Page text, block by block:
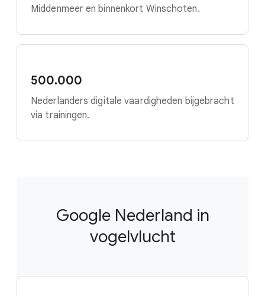
Middenmeer en binnenkort Winschoten.
500.000
Nederlanders digitale vaardigheden bijgebracht
via trainingen.
Google Nederland in
vogelvlucht